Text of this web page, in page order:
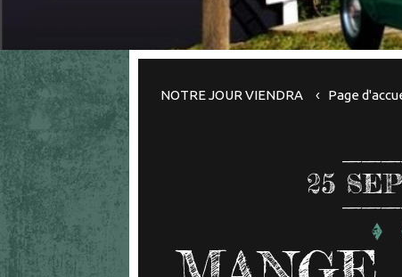
NOTRE JOUR VIENDRA Page
25